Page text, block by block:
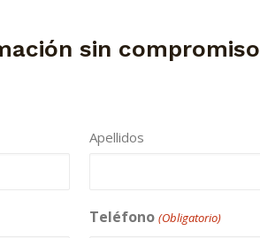
sin compromiso
Apellidos
Teléfono (Obligatorio)